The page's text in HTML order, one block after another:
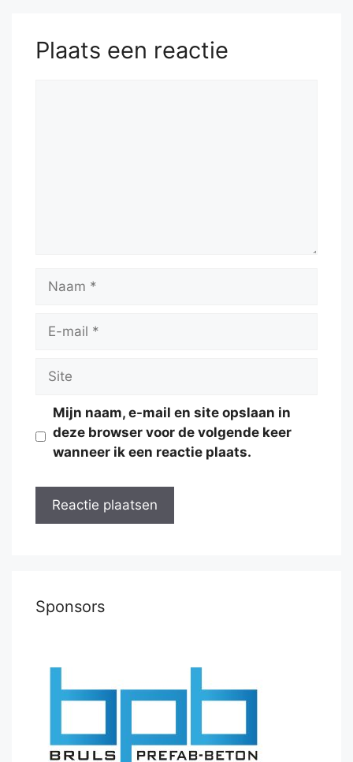
Plaats een reactie
Naam
Site
Mijn naam, e-mail en site opslaan in
deze browser voor de volgende keer
wanneer ik een reactie plaats.
Sponsors